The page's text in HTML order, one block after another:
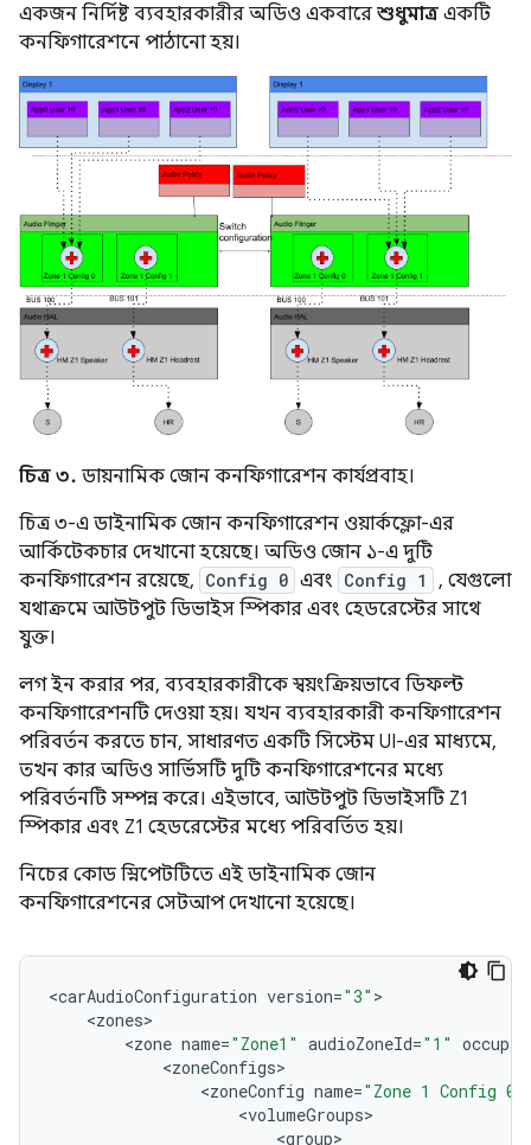
একজন নির্দিষ্ট ব্যবহারকারীর অডিও একবারে শুধুমাত্র একটি
কনফিগারেশনে পাঠানো হয়।
চিত্র ৩. ডায়নামিক জোন কনফিগারেশন কার্যপ্রবাহ।
চিত্র ৩-এ ডাইনামিক জোন কনফিগারেশন ওয়ার্কফ্লো-এর
আর্কিটেকচার দেখানো হয়েছে। অডিও জোন ১-এ দুটি
কনফিগারেশন রয়েছে, Config 0 এবং Config 1
, যেগুলো
যথাক্রমে আউটপুট ডিভাইস স্পিকার এবং হেডরেস্টের সাথে
যুক্ত।
লগ ইন করার পর, ব্যবহারকারীকে স্বয়ংক্রিয়ভাবে ডিফল্ট
কনফিগারেশনটি দেওয়া হয়। যখন ব্যবহারকারী কনফিগারেশন
পরিবর্তন করতে চান, সাধারণত একটি সিস্টেম UI-এর মাধ্যমে,
তখন কার অডিও সার্ভিসটি দুটি কনফিগারেশনের মধ্যে
পরিবর্তনটি সম্পন্ন করে। এইভাবে, আউটপুট ডিভাইসটি Z1
স্পিকার এবং Z1 হেডরেস্টের মধ্যে পরিবর্তিত হয়।
নিচের কোড স্নিপেটটিতে এই ডাইনামিক জোন
কনফিগারেশনের সেটআপ দেখানো হয়েছে।
<carAudioConfiguration version="3"
<zones
<zone name="Zone1" audioZoneId="1"
<zoneConfigs
<zoneConfig name="Zone 1 Config 0"
<volumeGroups
<group